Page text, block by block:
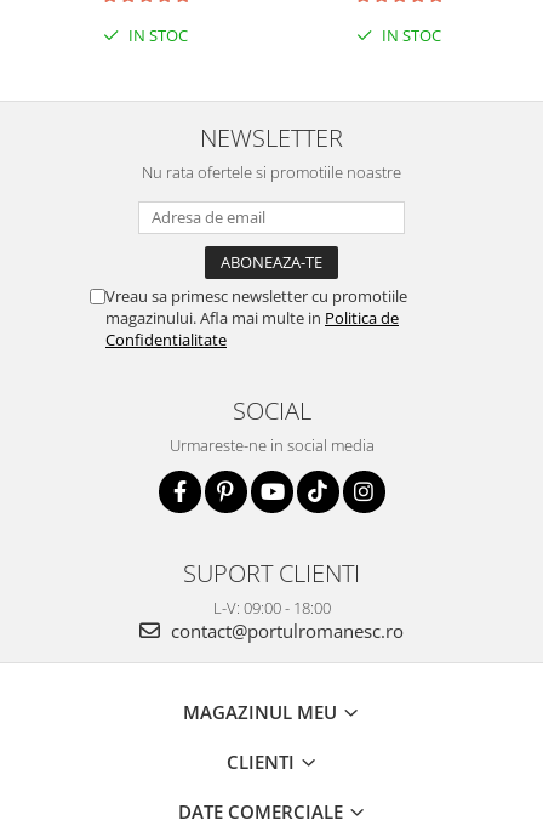
IN STOC IN STOC
NEWSLETTER
Nu rata ofertele si promotiile noastre
Vreau sa primesc newsletter cu promotiile
magazinului. Afla mai multe in Politica de
Confidentialitate
SOCIAL
Urmareste-ne in social media
SUPORT CLIENTI
L-V: 09:00 - 18:00
contact@portulromanesc.ro
MAGAZINUL MEU
CLIENTI
DATE COMERCIALE